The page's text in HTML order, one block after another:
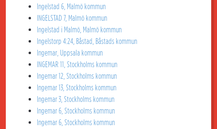
Ingelstad 6, Malmö kommun
INGELSTAD 7, Malmö kommun
Ingelstad i Malmö, Malmö kommun
Ingelstorp 4:24, Båstad, Båstads kommun
Ingemar, Uppsala kommun
INGEMAR 11, Stockholms kommun
Ingemar 12, Stockholms kommun
Ingemar 13, Stockholms kommun
Ingemar 3, Stockholms kommun
Ingemar 6, Stockholms kommun
Ingemar 6, Stockholms kommun